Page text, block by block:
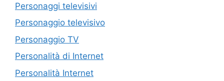
Personaggi televisivi
Personaggio televisivo
Personaggio TV
Personalità di Internet
Personalità Internet